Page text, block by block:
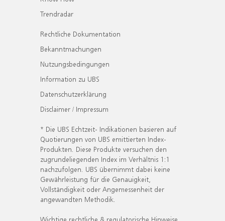
Trendradar
Rechtliche Dokumentation
Bekanntmachungen
Nutzungsbedingungen
Information zu UBS
Datenschutzerklärung
Disclaimer / Impressum
* Die UBS Echtzeit- Indikationen basieren auf
Quotierungen von UBS emittierten Index-
Produkten. Diese Produkte versuchen den
zugrundeliegenden Index im Verhältnis 1:1
nachzufolgen. UBS übernimmt dabei keine
Gewährleistung für die Genauigkeit,
Vollständigkeit oder Angemessenheit der
angewandten Methodik.